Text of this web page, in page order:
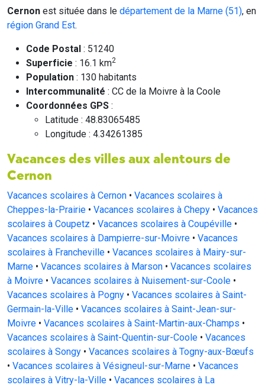
Cernon est située dans le département de la Marne (51), en
région Grand Est.
Code Postal : 51240
Superficie : 16.1 km2
Population : 130 habitants
Intercommunalité : CC de la Moivre à la Coole
Coordonnées GPS :
Latitude : 48.83065485
Longitude : 4.34261385
Vacances des villes aux alentours de
Cernon
Vacances scolaires à Cernon • Vacances scolaires à
Cheppes-la-Prairie • Vacances scolaires à Chepy • Vacances
scolaires à Coupetz • Vacances scolaires à Coupéville •
Vacances scolaires à Dampierre-sur-Moivre • Vacances
scolaires à Francheville • Vacances scolaires à Mairy-sur-
Marne • Vacances scolaires à Marson • Vacances scolaires
à Moivre • Vacances scolaires à Nuisement-sur-Coole •
Vacances scolaires à Pogny • Vacances scolaires à Saint-
Germain-la-Ville • Vacances scolaires à Saint-Jean-sur-
Moivre • Vacances scolaires à Saint-Martin-aux-Champs •
Vacances scolaires à Saint-Quentin-sur-Coole • Vacances
scolaires à Songy • Vacances scolaires à Togny-aux-Bœufs
• Vacances scolaires à Vésigneul-sur-Marne • Vacances
scolaires à Vitry-la-Ville • Vacances scolaires à La